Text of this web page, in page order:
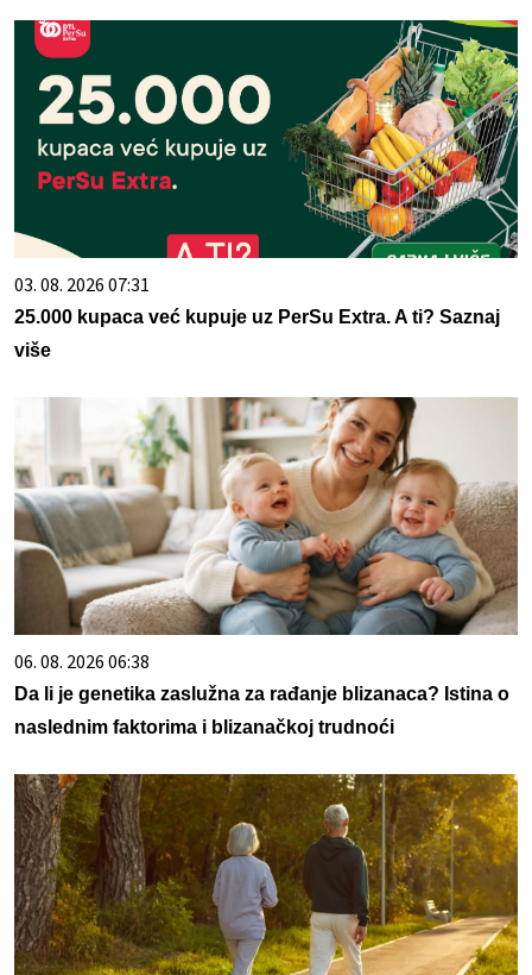
03. 08. 2026 07:31
25.000 kupaca već kupuje uz PerSu Extra. A ti? Saznaj
više
06. 08. 2026 06:38
Da li je genetika zaslužna za rađanje blizanaca? Istina o
naslednim faktorima i blizanačkoj trudnoći